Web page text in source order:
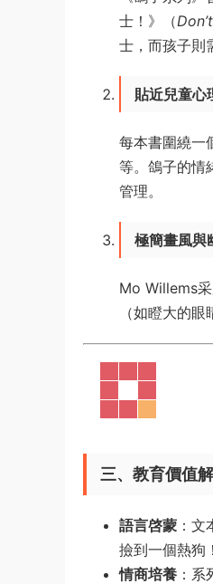
士！》（
士，而孩子則
貼近兒童心
每本書圍繞一
等。鴿子的情
管理。
極簡畫風與
Mo Willems
（如瞪大的
三、教育價值
語言啓蒙 ：
撿到一個熱狗
情商培養 ：